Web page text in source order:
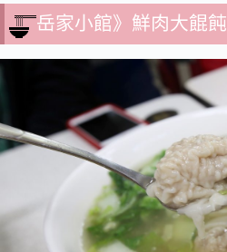
岳家小館》鮮肉大餛飩